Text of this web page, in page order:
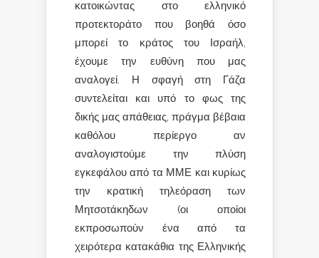
κατοικώντας στο ελληνικό
προτεκτοράτο που βοηθά όσο
μπορεί το κράτος του Ισραήλ,
έχουμε την ευθύνη που μας
αναλογεί. Η σφαγή στη Γάζα
συντελείται και υπό το φως της
δικής μας απάθειας, πράγμα βέβαια
καθόλου περίεργο αν
αναλογιστούμε την πλύση
εγκεφάλου από τα ΜΜΕ και κυρίως
την κρατική τηλεόραση των
Μητσοτάκηδων (οι οποίοι
εκπροσωπούν ένα από τα
χειρότερα κατακάθια της Ελληνικής